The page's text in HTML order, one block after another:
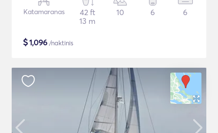
Katamaranas
42 ft
13 m
10 6 6
$1,096 /naktinis